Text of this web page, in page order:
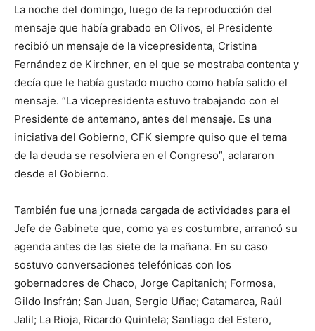
La noche del domingo, luego de la reproducción del
mensaje que había grabado en Olivos, el Presidente
recibió un mensaje de la vicepresidenta, Cristina
Fernández de Kirchner, en el que se mostraba contenta y
decía que le había gustado mucho como había salido el
mensaje. “La vicepresidenta estuvo trabajando con el
Presidente de antemano, antes del mensaje. Es una
iniciativa del Gobierno, CFK siempre quiso que el tema
de la deuda se resolviera en el Congreso”, aclararon
desde el Gobierno.
También fue una jornada cargada de actividades para el
Jefe de Gabinete que, como ya es costumbre, arrancó su
agenda antes de las siete de la mañana. En su caso
sostuvo conversaciones telefónicas con los
gobernadores de Chaco, Jorge Capitanich; Formosa,
Gildo Insfrán; San Juan, Sergio Uñac; Catamarca, Raúl
Jalil; La Rioja, Ricardo Quintela; Santiago del Estero,